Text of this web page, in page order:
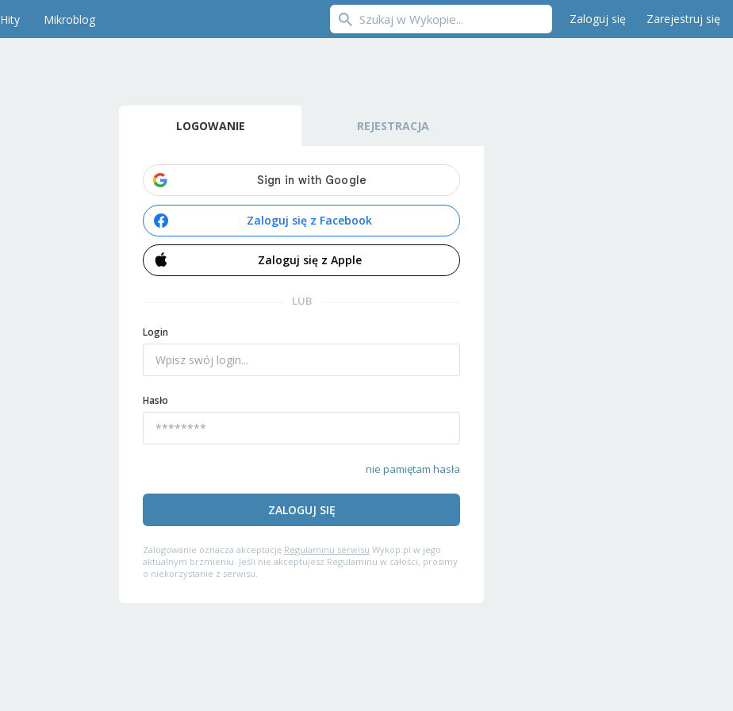
Hity Mikroblog Zaloguj się Zarejestruj się
LOGOWANIE REJESTRACJA
Zaloguj się z Facebook
Zaloguj się z Apple
LUB
Login
Hasło
nie pamiętam hasła
ZALOGUJ SIĘ
Zalogowanie oznacza akceptację Regulaminu serwisu Wykop.pl w jego
aktualnym brzmieniu. Jeśli nie akceptujesz Regulaminu w całości, prosimy
o niekorzystanie z serwisu.